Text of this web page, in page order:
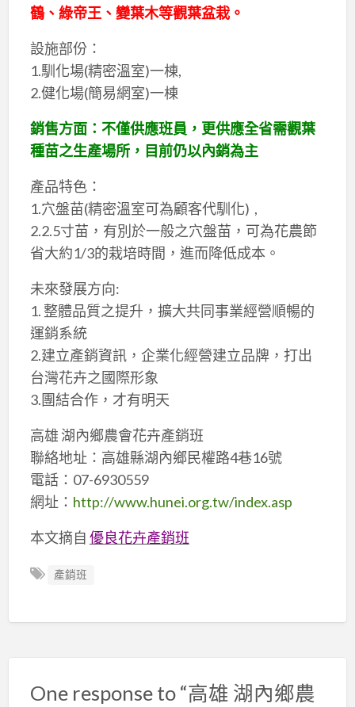
鶴、綠帝王、變葉木等觀葉盆栽。
設施部份：
1.馴化場(精密溫室)一棟,
2.健化場(簡易網室)一棟
銷售方面：不僅供應班員，更供應全省需觀葉
種苗之生產場所，目前仍以內銷為主
產品特色：
1.穴盤苗(精密溫室可為顧客代馴化) ,
2.2.5寸苗，有別於一般之穴盤苗，可為花農節
省大約1/3的栽培時間，進而降低成本。
未來發展方向:
1. 整體品質之提升，擴大共同事業經營順暢的
運銷系統
2.建立產銷資訊，企業化經營建立品牌，打出
台灣花卉之國際形象
3.團結合作，才有明天
高雄 湖內鄉農會花卉產銷班
聯絡地址：高雄縣湖內鄉民權路4巷16號
電話：07-6930559
網址： http://www.hunei.org.tw/index.asp
本文摘自 優良花卉產銷班
產銷班
One response to “高雄 湖內鄉農